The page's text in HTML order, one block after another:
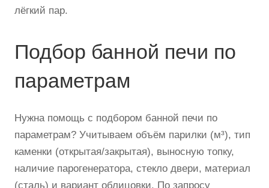
лёгкий пар.
Подбор банной печи по
параметрам
Нужна помощь с подбором банной печи по
параметрам? Учитываем объём парилки (м³), тип
каменки (открытая/закрытая), выносную топку,
наличие парогенератора, стекло двери, материал
(сталь) и вариант облицовки. По запросу